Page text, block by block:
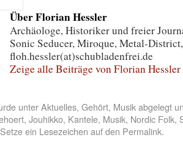
Über Florian Hessler
Archäologe, Historiker und freier
Sonic Seducer, Miroque, Metal-
floh.hessler(at)schubladenfrei.de
Zeige alle Beiträge von Florian Hessler
unterAktuelles, Gehört, Musikabgelegt
, Jouhikko, Kantele, Musik, Nordic Folk,
ein Lesezeichen auf den Permalink.